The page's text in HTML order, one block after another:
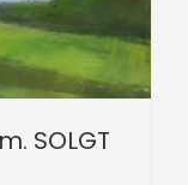
SOLGT